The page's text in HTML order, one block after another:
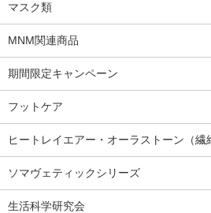
マスク類
MNM関連商品
期間限定キャンペーン
フットケア
ヒートレイエアー・オーラストーン（繊
ソマヴェティックシリーズ
生活科学研究会